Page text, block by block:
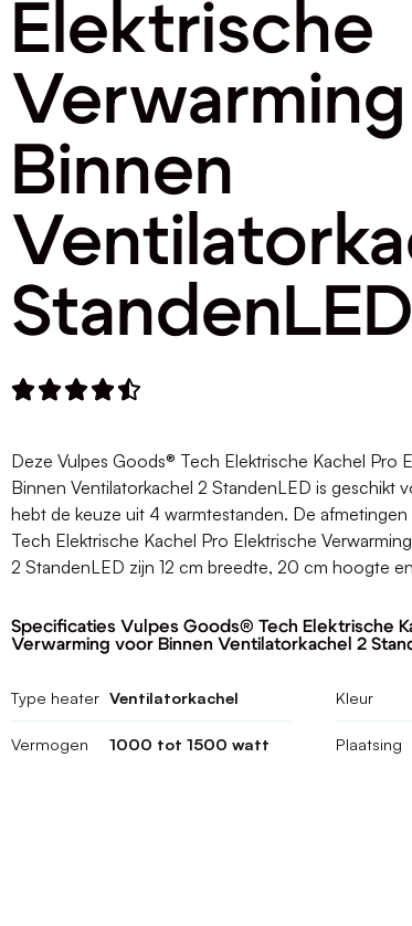
Elektrische
Binnen
StandenLED

Deze Vulpes Goods® Tech Elektrische Kachel Pro
Binnen Ventilatorkachel 2 StandenLED is geschikt
hebt de keuze uit 4 warmtestanden. De
Tech Elektrische Kachel Pro Elektrische
2 StandenLED zijn 12 cm breedte, 20 cm hoogte
Specificaties Vulpes Goods® Tech Elektrische
Verwarming voor Binnen Ventilatorkachel 2
Type heater Ventilatorkachel
Vermogen 1000 tot 1500 watt
Kleur
Plaatsing